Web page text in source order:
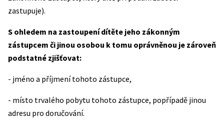
zastupuje).
S ohledem na zastoupení dítěte jeho zákonným
zástupcem či jinou osobou k tomu oprávněnou je zároveň
podstatné zjišťovat:
- jméno a příjmení tohoto zástupce,
- místo trvalého pobytu tohoto zástupce, popřípadě jinou
adresu pro doručování.